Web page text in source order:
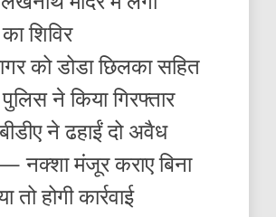
शिविर
को डोडा छिलका सहित
ने किया गिरफ्तार
ने ढहाईं दो अवैध
नक्शा मंजूर कराए बिना
तो होगी कार्रवाई